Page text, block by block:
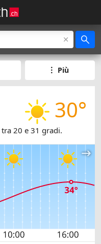
Più
30°
20 e 31 gradi.